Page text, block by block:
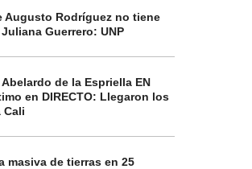
Augusto Rodríguez no tiene
Guerrero: UNP
de la Espriella EN
en DIRECTO: Llegaron los
Cali
masiva de tierras en 25